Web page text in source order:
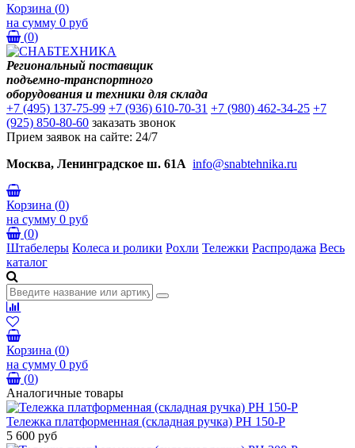
Корзина (0)
на сумму 0 руб
(0)
Региональный поставщик
подъемно-транспортного
оборудования и техники для склада
+7 (495) 137-75-99 +7 (936) 610-70-31 +7 (980) 462-34-25 +7
(925) 850-80-60 заказать звонок
Прием заявок на сайте: 24/7
Москва, Ленинградское ш. 61А info@snabtehnika.ru
Корзина (0)
на сумму 0 руб
(0)
Штабелеры Колеса и ролики Рохли Тележки Распродажа Весь
каталог
Корзина (0)
на сумму 0 руб
(0)
Аналогичные товары
Тележка платформенная (складная ручка) PH 150-P
5 600 руб